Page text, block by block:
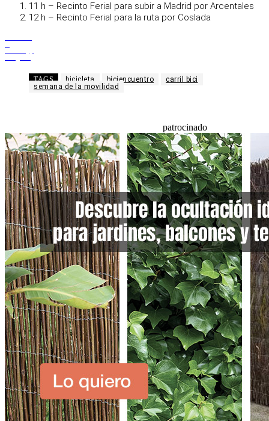
11 h – Recinto Ferial para subir a Madrid por Arcentales
12 h – Recinto Ferial para la ruta por Coslada
TAGS bicicleta biciencuentro
carril bici
semana de la movilidad
patrocinado